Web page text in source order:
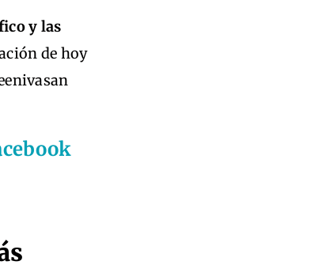
y las
de hoy